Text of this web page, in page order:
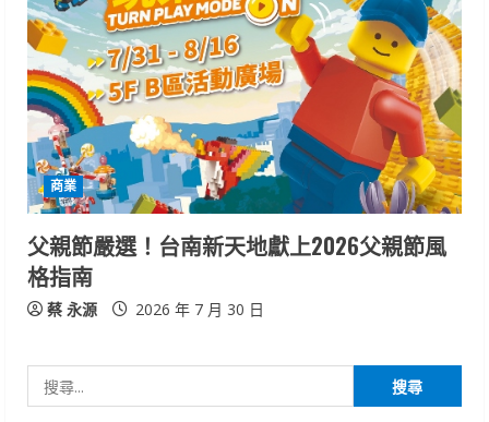
商業
父親節嚴選！台南新天地獻上2026父親節風
格指南
蔡 永源 2026 年 7 月 30 日
尋